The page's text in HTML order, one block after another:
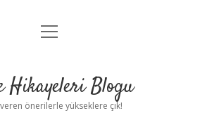
Anasayfa
Yasal Uyarı
menüyü
Hikayeleri Blogu
önerilerle yükseklere çık!